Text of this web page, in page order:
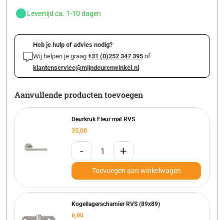
Levertijd ca. 1-10 dagen
Heb je hulp of advies nodig?
Wij helpen je graag +31 (0)252 347 395 of
klantenservice@mijndeurenwinkel.nl
Aanvullende producten toevoegen
Deurkruk Fleur mat RVS
35,00
- +
Toevoegen aan winkelwagen
Kogellagerscharnier RVS (89x89)
6,00